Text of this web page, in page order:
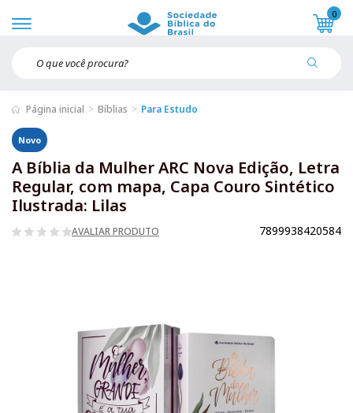
0
Página inicial Bíblias Para Estudo
Novo
A Bíblia da Mulher ARC Nova Edição, Letra
Regular, com mapa, Capa Couro Sintético
Ilustrada: Lilas
AVALIAR PRODUTO 7899938420584